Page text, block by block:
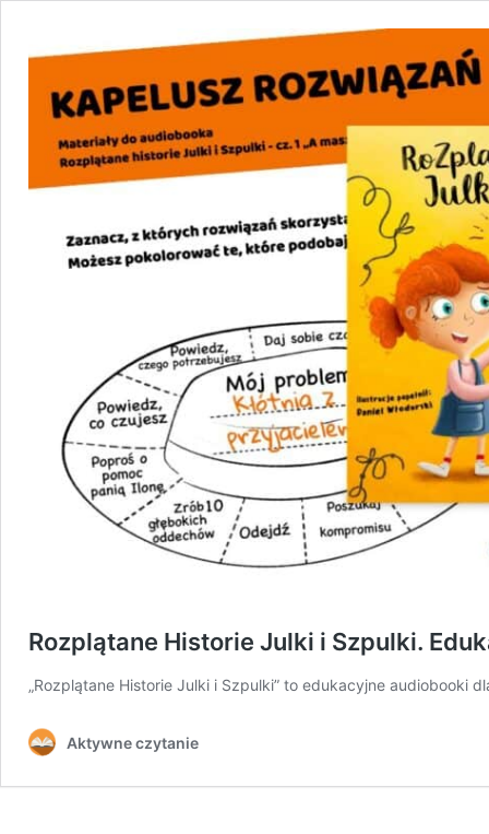
Rozplątane Historie Julki i Szpulki.
„Rozplątane Historie Julki i Szpulki” to edukacyjne audiobooki
Aktywne czytanie